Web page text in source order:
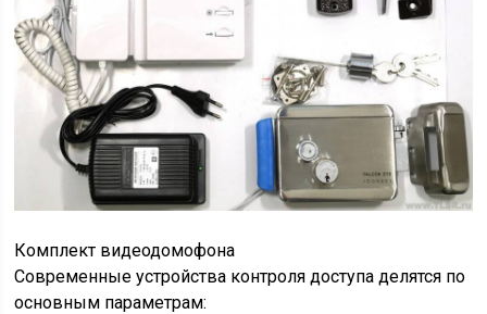
Комплект видеодомофона
Современные устройства контроля доступа делятся по
основным параметрам: